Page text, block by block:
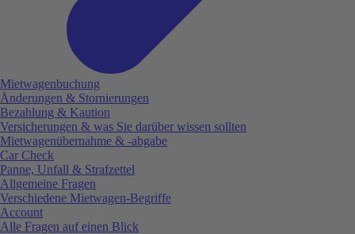
Mietwagenbuchung
Änderungen & Stornierungen
Bezahlung & Kaution
Versicherungen & was Sie darüber wissen sollten
Mietwagenübernahme & -abgabe
Car Check
Panne, Unfall & Strafzettel
Allgemeine Fragen
Verschiedene Mietwagen-Begriffe
Account
Alle Fragen auf einen Blick